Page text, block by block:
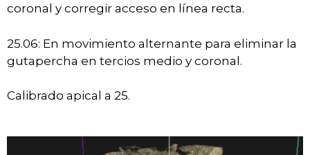
coronal y corregir acceso en línea recta.
25.06: En movimiento alternante para eliminar la
gutapercha en tercios medio y coronal.
Calibrado apical a 25.